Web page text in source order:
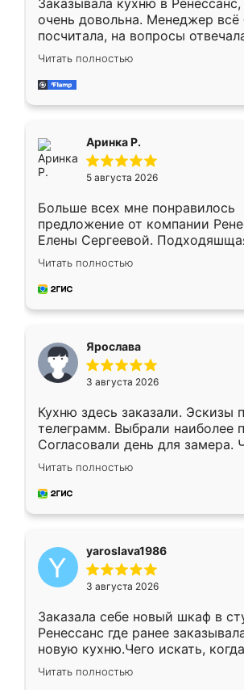
Заказывала кухню в Ренессанс,
очень довольна. Менеджер всё
посчитала, на вопросы
Замерщик приехал в субботу,
делу со всей
за день, ребята работали
Читать полностью
Аринка Р.
5 августа 2026
Больше всех мне понравилось
предложение от компании
Елены Сергеевой.
короткие сроки изготовления.
для замера сотрудник Владислав
предложил по моему эскизу
Читать полностью
Ярослава
3 августа 2026
Кухню здесь заказали. Эскизы
телеграмм. Выбрали наиболее
Согласовали день для замера.
недели кухня была уже готова.
довольны работой. Спасибо
мебель за качественную работу!
Читать полностью
yaroslava1986
3 августа 2026
Заказала себе новый шкаф в
Ренессанс где ранее
новую кухню.Чего искать,
вполне довольна. Служит кухня
два года, нареканий нет.
Читать полностью